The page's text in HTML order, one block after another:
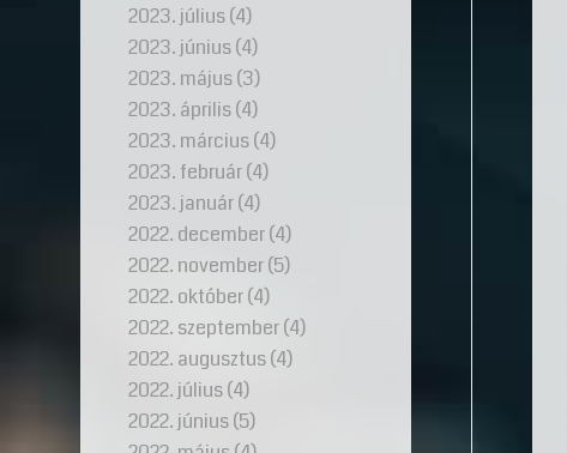
2023. július(4)
2023. június(4)
2023. május(3)
2023. április(4)
2023. március(4)
2023. február(4)
2023. január(4)
2022. december(4)
2022. november(5)
2022. október(4)
2022. szeptember(4)
2022. augusztus(4)
2022. július(4)
2022. június(5)